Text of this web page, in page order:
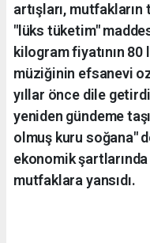
artışları, mutfakların
"lüks tüketim"
kilogram fiyatının
müziğinin efsanevi
yıllar önce dile
yeniden gündeme
olmuş kuru soğana"
ekonomik
mutfaklara yansıdı.